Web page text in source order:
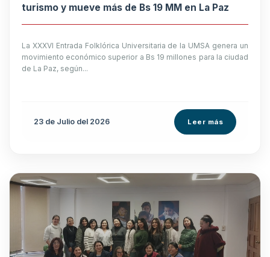
turismo y mueve más de Bs 19 MM en La Paz
La XXXVI Entrada Folklórica Universitaria de la UMSA genera un
movimiento económico superior a Bs 19 millones para la ciudad
de La Paz, según...
23 de Julio del 2026 Leer más